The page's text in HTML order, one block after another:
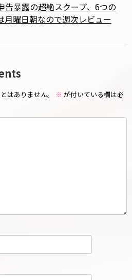
告暴露の超絶スクープ、6つの
曜日朝なので週次レビュー
はありません。 ※ が付いている欄は必